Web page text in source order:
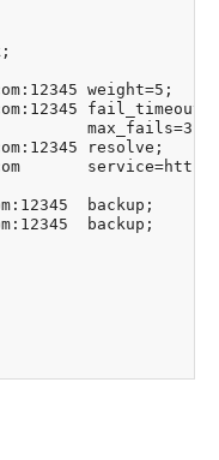
weight=5;
max_fails=3;
resolve;
service=http
backup;
backup;